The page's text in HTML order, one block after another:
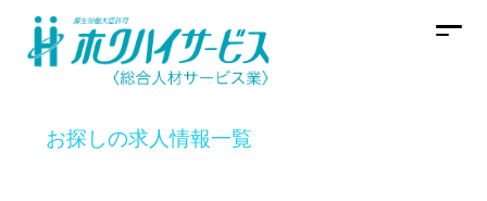
お探しの求人情報一覧